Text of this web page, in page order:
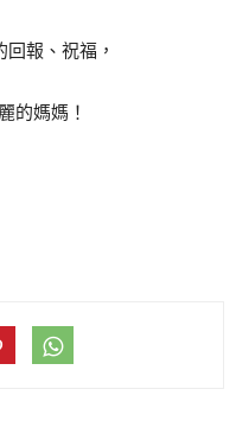
報、祝福，
的媽媽！